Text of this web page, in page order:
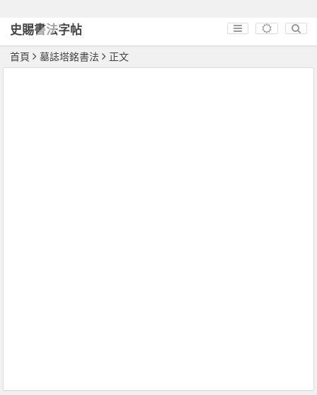
史賜書法字帖
首頁 墓誌塔銘書法 正文